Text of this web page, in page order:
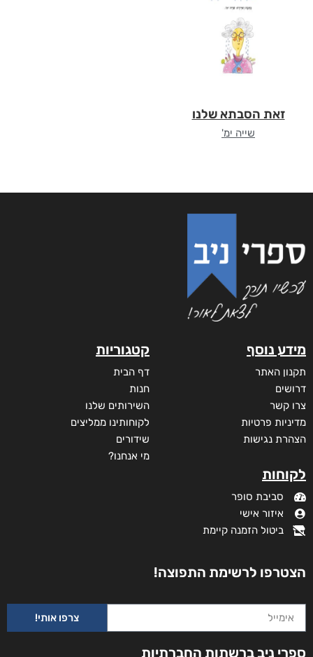
זאת הסבתא שלנו
שייה ימ'
מידע נוסף
תקנון האתר
דרושים
צרו קשר
מדיניות פרטיות
הצהרת נגישות
לקוחות
סביבת סופר
איזור אישי
ביטול הזמנה קיימת
קטגוריות
דף הבית
חנות
השירותים שלנו
לקוחותינו ממליצים
שידורים
מי אנחנו?
הצטרפו לרשימת התפוצה!
צרפו אותי!
ספרי ניב ברשתות החברתיות